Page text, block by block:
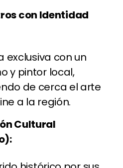
con Identidad
exclusiva con un
y pintor local,
de cerca el arte
a la región.
Cultural